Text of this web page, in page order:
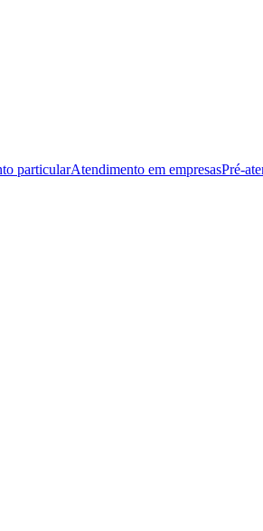
particularAtendimento em empresasPré-